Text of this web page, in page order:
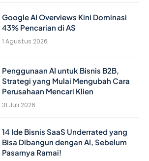
Google AI Overviews Kini Dominasi
43% Pencarian di AS
1 Agustus 2026
Penggunaan AI untuk Bisnis B2B,
Strategi yang Mulai Mengubah Cara
Perusahaan Mencari Klien
31 Juli 2026
14 Ide Bisnis SaaS Underrated yang
Bisa Dibangun dengan AI, Sebelum
Pasarnya Ramai!